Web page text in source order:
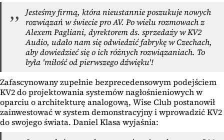
Jesteśmy firmą, która nieustannie poszukuje nowych
rozwiązań w świecie pro AV. Po wielu rozmowach z
Alexem Pagliani, dyrektorem ds. sprzedaży w KV2
Audio, udało nam się odwiedzić fabrykę w Czechach,
aby dowiedzieć się o ich różnych rozwiązaniach. To
była 'miłość od pierwszego dźwięku'!
Zafascynowany zupełnie bezprecedensowym podejściem
KV2 do projektowania systemów nagłośnieniowych w
oparciu o architekturę analogową, Wise Club postanowił
zainwestować w system demonstracyjny i wprowadzić KV2
do swojego świata. Daniel Klasa wyjaśnia: